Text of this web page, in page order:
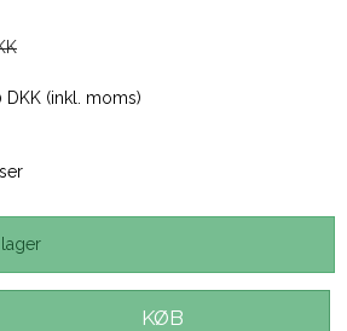
DKK (inkl. moms)
lager
KØB